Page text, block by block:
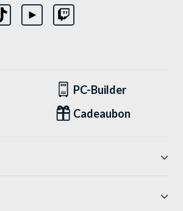
PC-Builder
Cadeaubon